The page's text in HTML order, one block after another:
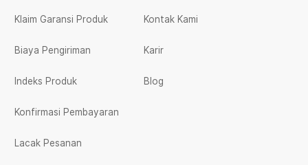
Klaim Garansi Produk
Biaya Pengiriman
Indeks Produk
Konfirmasi Pembayaran
Lacak Pesanan
Kontak Kami
Karir
Blog